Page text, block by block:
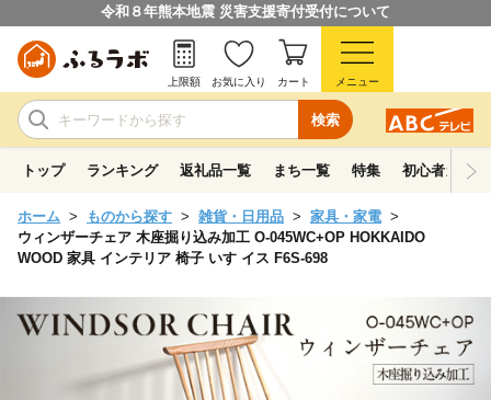
令和８年熊本地震 災害支援寄付受付について
検索
上限額 お気に入り カート メニュー
トップ ランキング 返礼品一覧 まち一覧 特集 初心者ガイド
ホーム ものから探す 雑貨・日用品
家具・家電
ウィンザーチェア 木座掘り込み加工 O-045WC+OP HOKKAIDO
WOOD 家具 インテリア 椅子 いす イス F6S-698